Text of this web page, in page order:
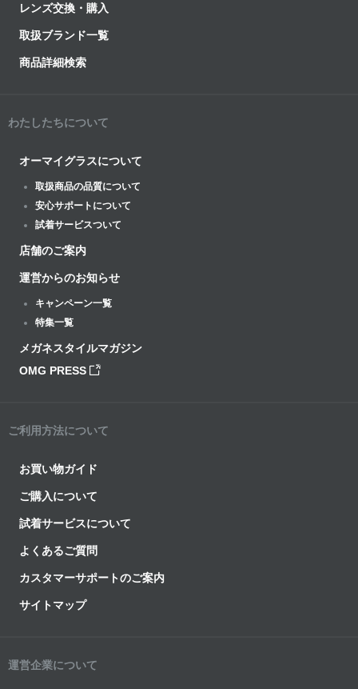
レンズ交換・購入
取扱ブランド一覧
商品詳細検索
わたしたちについて
オーマイグラスについて
取扱商品の品質について
安心サポートについて
試着サービスついて
店舗のご案内
運営からのお知らせ
キャンペーン一覧
特集一覧
メガネスタイルマガジン
OMG PRESS
ご利用方法について
お買い物ガイド
ご購入について
試着サービスについて
よくあるご質問
カスタマーサポートのご案内
サイトマップ
運営企業について